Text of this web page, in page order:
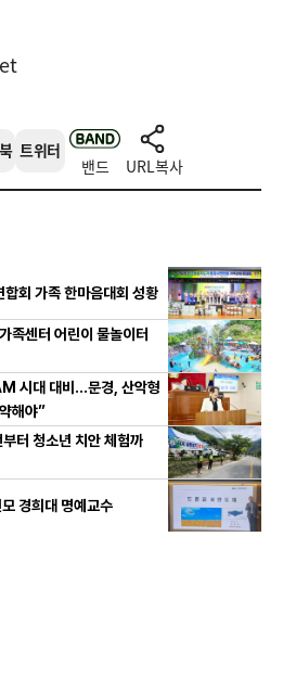
트위터
밴드 URL복사
회 가족 한마음대회 성황
족센터 어린이 물놀이터
시대 대비…문경, 산악형
해야”
터 청소년 치안 체험까
경희대 명예교수